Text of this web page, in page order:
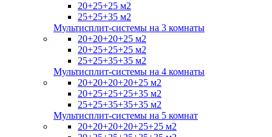
20+25+25 м2
25+25+35 м2
Мультисплит-системы на 3 комнаты
20+20+20+25 м2
20+25+25+25 м2
25+25+35+35 м2
Мультисплит-системы на 4 комнаты
20+20+20+20+25 м2
20+25+25+25+35 м2
25+25+35+35+35 м2
Мультисплит-системы на 5 комнат
20+20+20+20+25+25 м2